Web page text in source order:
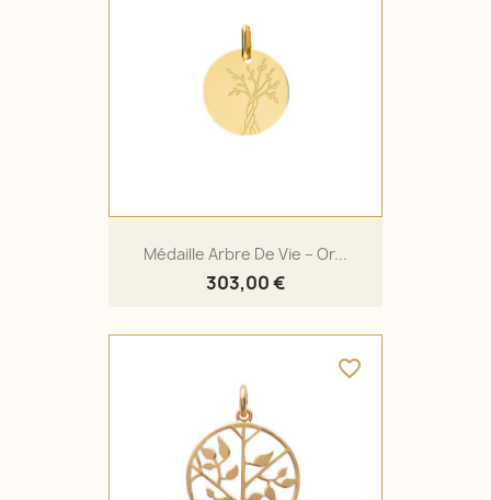
Médaille Arbre De Vie – Or...
303,00 €
favorite_border